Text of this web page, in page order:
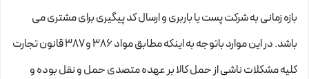
بازه زمانی به شرکت پست یا باربری و ارسال کد پیگیری برای مشتری می
باشد. در این موارد باتوجه به اینکه مطابق مواد ۳۸۶ و ۳۸۷ قانون تجارت
کلیه مشکلات ناشی از حمل کالا بر عهده متصدی حمل و نقل بوده و